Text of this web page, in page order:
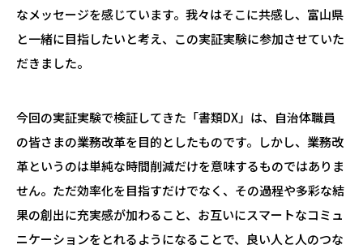
なメッセージを感じています。我々はそこに共感し、富山県
と一緒に目指したいと考え、この実証実験に参加させていた
だきました。
今回の実証実験で検証してきた「書類DX」は、自治体職員
の皆さまの業務改革を目的としたものです。しかし、業務改
革というのは単純な時間削減だけを意味するものではありま
せん。ただ効率化を目指すだけでなく、その過程や多彩な結
果の創出に充実感が加わること、お互いにスマートなコミュ
ニケーションをとれるようになることで、良い人と人のつな